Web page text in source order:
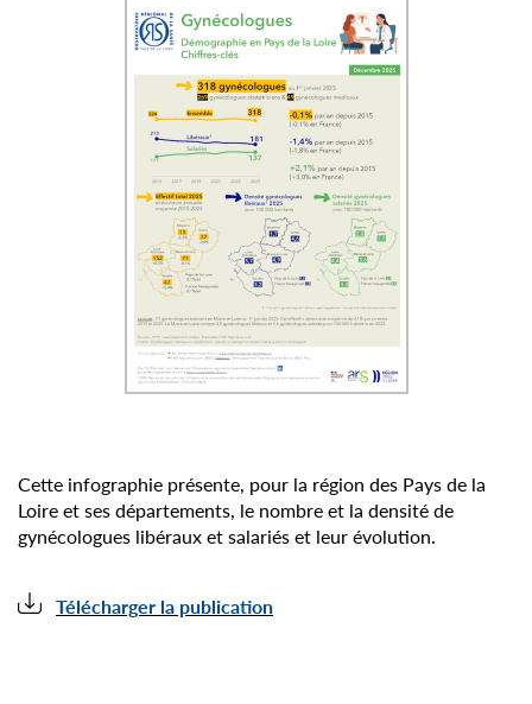
Cette infographie présente, pour la région des Pays de la
Loire et ses départements, le nombre et la densité de
gynécologues libéraux et salariés et leur évolution.
Télécharger la publication